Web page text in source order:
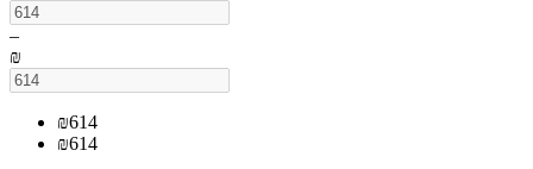
–
₪
₪614
₪614